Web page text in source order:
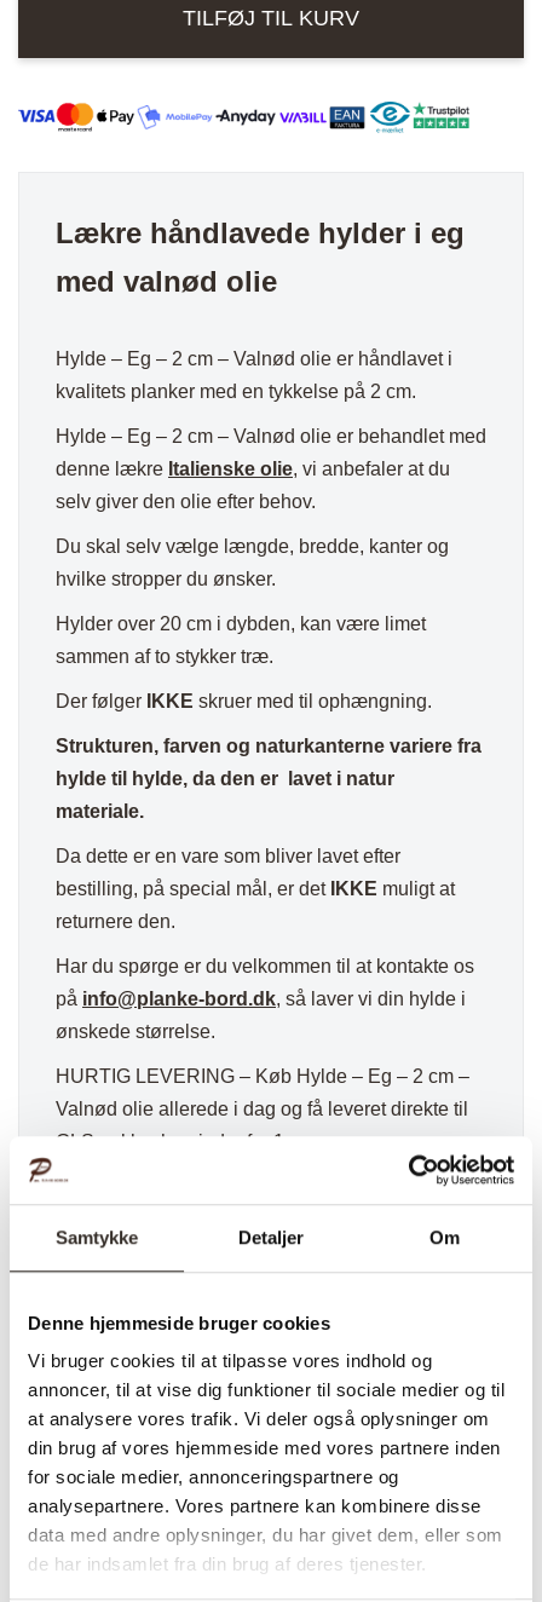
Samtykke Detaljer Om
Denne hjemmeside bruger cookies
Vi bruger cookies til at tilpasse vores indhold og
annoncer, til at vise dig funktioner til sociale medier og til
at analysere vores trafik. Vi deler også oplysninger om
din brug af vores hjemmeside med vores partnere inden
for sociale medier, annonceringspartnere og
analysepartnere. Vores partnere kan kombinere disse
data med andre oplysninger, du har givet dem, eller som
de har indsamlet fra din brug af deres tjenester.
cm
Valnød
Læderstrop
TILFØJ TIL KURV
Lækre håndlavede hylder i eg
med valnød olie
Hylde – Eg – 2 cm – Valnød olie er håndlavet i
kvalitets planker med en tykkelse på 2 cm.
Hylde – Eg – 2 cm – Valnød olie er behandlet med
denne lækre Italienske olie, vi anbefaler at du
selv giver den olie efter behov.
Du skal selv vælge længde, bredde, kanter og
hvilke stropper du ønsker.
Hylder over 20 cm i dybden, kan være limet
sammen af to stykker træ.
Der følger IKKE skruer med til ophængning.
Strukturen, farven og naturkanterne variere fra
hylde til hylde, da den er lavet i natur
materiale.
Da dette er en vare som bliver lavet efter
bestilling, på special mål, er det IKKE muligt at
returnere den.
Har du spørge er du velkommen til at kontakte os
på info@planke-bord.dk, så laver vi din hylde i
ønskede størrelse.
HURTIG LEVERING – Køb Hylde – Eg – 2 cm –
Valnød olie allerede i dag og få leveret direkte til
GLS pakkeshop indenfor 1 uge.
Har du set denne
Hurtig fragt
Håndlavet på mål
På Facebook poster vi jævnligt inspiration og
HER
Varenummer (SKU): 368-DK Kategorier: Hylder & reoler
Hylder med læderrem